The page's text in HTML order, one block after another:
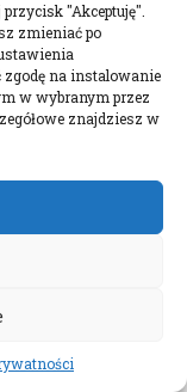
"Akceptuję".
zmieniać po
na instalowanie
w wybranym przez
znajdziesz w
22
23
29